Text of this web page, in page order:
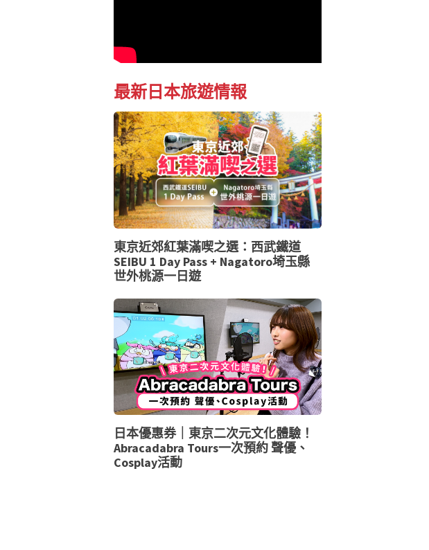
最新日本旅遊情報
東京近郊紅葉滿喫之選：西武鐵道
SEIBU 1 Day Pass + Nagatoro埼玉縣
世外桃源一日遊
日本優惠券｜東京二次元文化體驗！
Abracadabra Tours一次預約 聲優、
Cosplay活動